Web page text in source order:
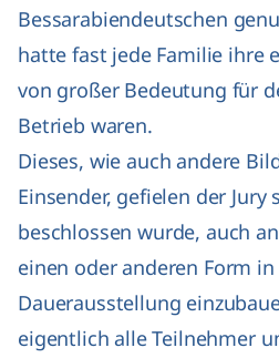
Bessarabiendeutschen
hatte fast jede Familie ihre
von großer Bedeutung für
Betrieb waren.
Dieses, wie auch andere
Einsender, gefielen der Jury
beschlossen wurde, auch
einen oder anderen Form
Dauerausstellung
eigentlich alle Teilnehmer